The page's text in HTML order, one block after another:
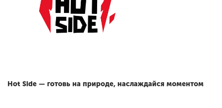
Hot Side — готовь на природе, наслаждайся моментом